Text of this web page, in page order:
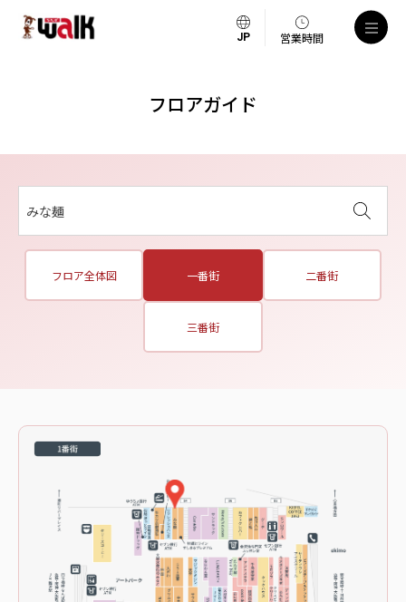
営業時間
フロアガイド
みな麺
フロア全体図 一番街 二番街
三番街